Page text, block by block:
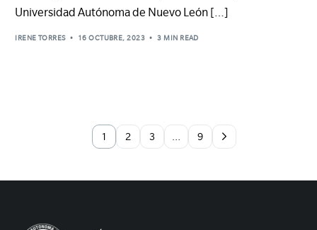
Universidad Autónoma de Nuevo León […]
IRENE TORRES 16 OCTUBRE, 2023 3 MIN READ
1 2 3 … 9